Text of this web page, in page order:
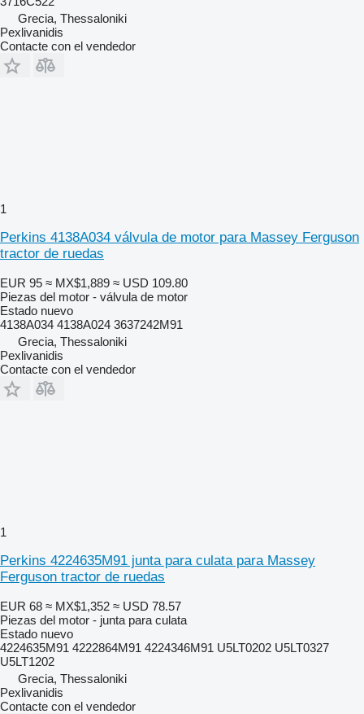
Grecia, Thessaloniki
Pexlivanidis
Contacte con el vendedor
1
Perkins 4138A034 válvula de motor para Massey Ferguson
tractor de ruedas
EUR 95 ≈ MX$1,889 ≈ USD 109.80
Piezas del motor - válvula de motor
Estado nuevo
4138A034 4138A024 3637242M91
Grecia, Thessaloniki
Pexlivanidis
Contacte con el vendedor
1
Perkins 4224635M91 junta para culata para Massey
Ferguson tractor de ruedas
EUR 68 ≈ MX$1,352 ≈ USD 78.57
Piezas del motor - junta para culata
Estado nuevo
4224635M91 4222864M91 4224346M91 U5LT0202 U5LT0327
U5LT1202
Grecia, Thessaloniki
Pexlivanidis
Contacte con el vendedor